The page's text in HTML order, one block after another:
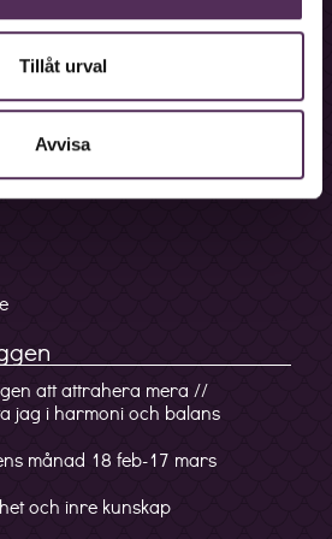
Tillåt urval
Avvisa
att attrahera mera //
jag i harmoni och balans
månad 18 feb-17 mars
och inre kunskap